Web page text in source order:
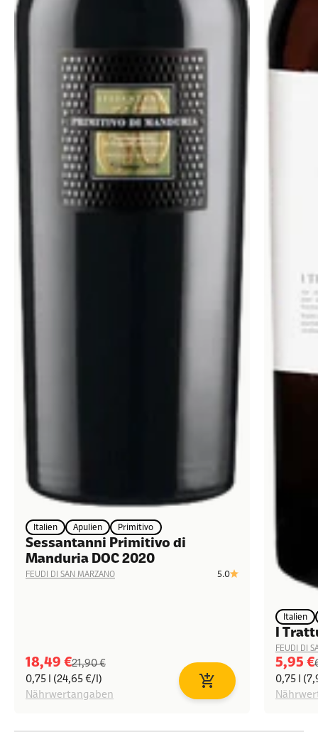
Italien Apulien Primitivo
Sessantanni Primitivo di
Manduria DOC 2020
FEUDI DI SAN MARZANO 5.0
Angebot
18,49 €Regulärer Preis
21,90 €
0,75 l (24,65 €/l)
Nährwertangaben
In den Warenkorb
Italien
I
FEUDI DI
5,95 €
0,75 l